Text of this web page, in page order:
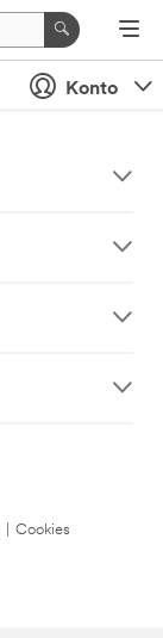
Konto
Cookies